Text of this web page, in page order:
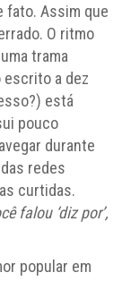
fato. Assim que
O ritmo
trama
escrito a dez
está
pouco
durante
redes
curtidas.
falou ‘diz por’,
popular em